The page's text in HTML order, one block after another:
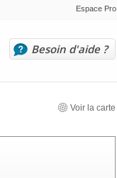
Espace Pro
Besoin d'aide ?
Voir la carte